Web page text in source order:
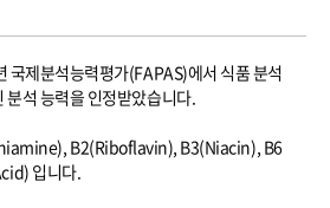
국제분석능력평가(FAPAS)에서 식품 분석
분석 능력을 인정받았습니다.
B2(Riboflavin), B3(Niacin), B6
입니다.